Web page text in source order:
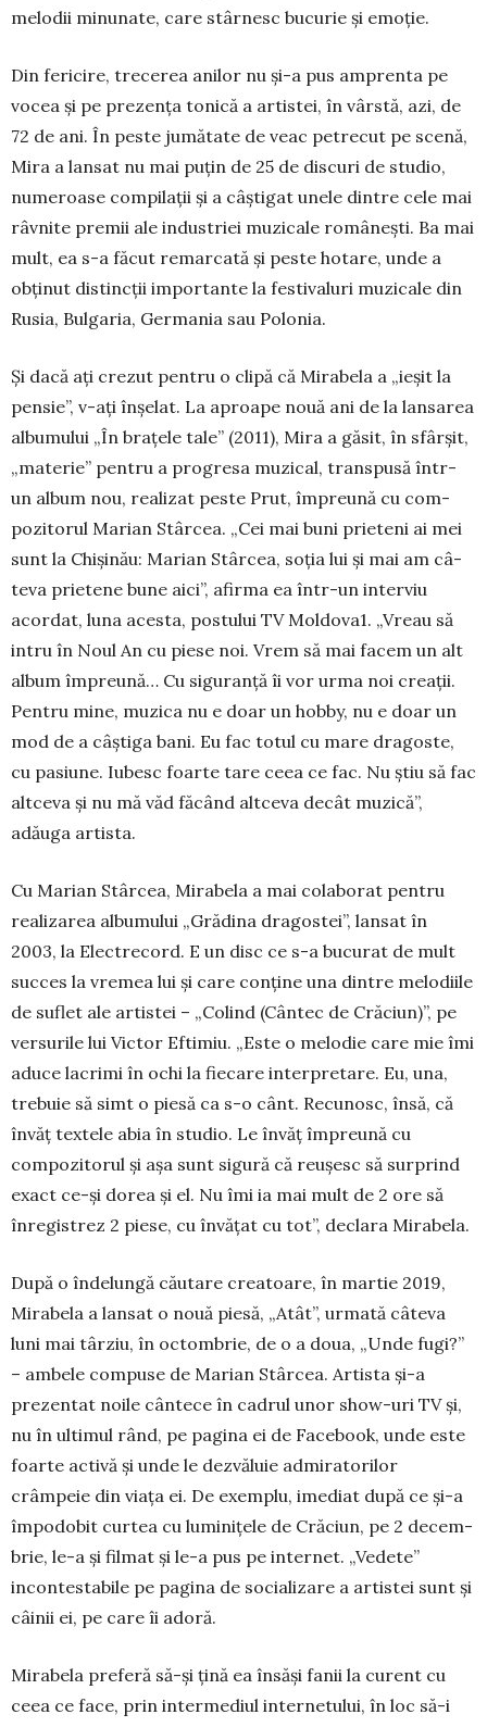
melodii minunate, care stâr­nesc bu­curie și emoție.
Din fericire, trecerea anilor nu şi-a pus am­prenta pe
vocea şi pe prezența tonică a artistei, în vârstă, azi, de
72 de ani. În peste jumătate de veac petrecut pe scenă,
Mira a lansat nu mai puţin de 25 de discuri de studio,
numeroase compilaţii şi a câştigat unele dintre cele mai
râvnite premii ale industriei mu­zicale româneşti. Ba mai
mult, ea s-a făcut remarcată şi peste ho­tare, unde a
obţinut distincţii im­portante la fes­tivaluri muzi­cale din
Rusia, Bulgaria, Germa­nia sau Polonia.
Şi dacă aţi crezut pentru o clipă că Mirabela a „ieşit la
pensie”, v-aţi înşelat. La aproape nouă ani de la lansarea
albumului „În brațele tale” (2011), Mira a găsit, în sfârşit,
„materie” pentru a progresa muzical, transpusă într-
un album nou, realizat peste Prut, împreună cu com­
pozitorul Marian Stârcea. „Cei mai buni prieteni ai mei
sunt la Chișinău: Marian Stârcea, soţia lui şi mai am câ­
teva prietene bune aici”, afirma ea într-un inter­viu
acordat, luna acesta, postului TV Moldova1. „Vreau să
intru în Noul An cu piese noi. Vrem să mai facem un alt
album împreună… Cu siguranță îi vor urma noi creații.
Pentru mine, muzica nu e doar un hobby, nu e doar un
mod de a câştiga bani. Eu fac totul cu mare dra­goste,
cu pasiune. Iubesc foarte tare ceea ce fac. Nu ştiu să fac
altceva şi nu mă văd făcând alt­ceva decât muzică”,
adăuga ar­tis­ta.
Cu Marian Stâr­cea, Mirabela a mai colaborat pentru
rea­lizarea albumului „Gră­dina dra­gos­tei”, lansat în
2003, la Electrecord. E un disc ce s-a bucurat de mult
succes la vre­mea lui şi care conţine una dintre me­lodiile
de suflet ale artistei – „Co­lind (Cântec de Cră­ciun)”, pe
versurile lui Victor Eftimiu. „Este o melodie care mie îmi
aduce lacrimi în ochi la fiecare interpretare. Eu, una,
trebuie să simt o piesă ca s-o cânt. Recunosc, însă, că
învăţ textele abia în studio. Le învăţ împreună cu
compozitorul şi aşa sunt sigură că reuşesc să surprind
exact ce-şi dorea şi el. Nu îmi ia mai mult de 2 ore să
înregistrez 2 piese, cu învăţat cu tot”, declara Mirabela.
După o îndelungă cău­tare creatoare, în martie 2019,
Mi­rabela a lansat o nouă piesă, „Atât”, urmată câteva
luni mai târziu, în octombrie, de o a doua, „Unde fugi?”
– ambele compuse de Marian Stârcea. Artista şi-a
prezentat noile cântece în cadrul unor show-uri TV şi,
nu în ulti­mul rând, pe pagina ei de Facebook, unde este
foarte activă şi unde le dezvăluie admira­torilor
crâmpeie din viaţa ei. De exemplu, imediat după ce şi-a
împo­dobit curtea cu luminiţele de Cră­ciun, pe 2 decem­
brie, le-a şi filmat şi le-a pus pe internet. „Vedete”
incontes­tabile pe pagina de socializare a artistei sunt şi
câinii ei, pe care îi adoră.
Mirabela preferă să-şi ţină ea însăși fanii la curent cu
ceea ce face, prin in­termediul inter­netu­lui, în loc să-i